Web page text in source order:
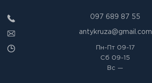
097 689 87 55
antykruza@gmail.com
Пн-Пт09-17
Сб 09-15
Вс —